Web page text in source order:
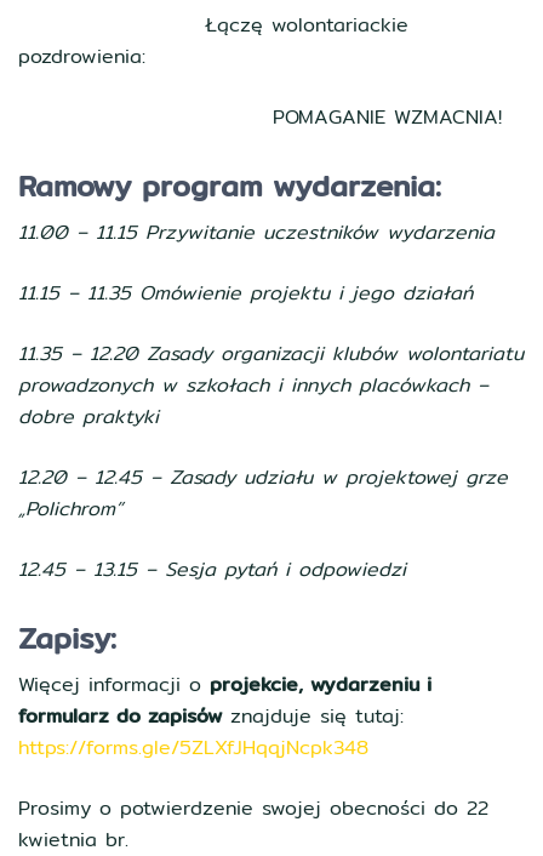
Łączę wolontariackie
pozdrowienia:
POMAGANIE WZMACNIA!
Ramowy program wydarzenia:
11.00 – 11.15 Przywitanie uczestników wydarzenia
11.15 – 11.35 Omówienie projektu i jego działań
11.35 – 12.20 Zasady organizacji klubów wolontariatu
prowadzonych w szkołach i innych placówkach –
dobre praktyki
12.20 – 12.45 – Zasady udziału w projektowej grze
„Polichrom”
12.45 – 13.15 – Sesja pytań i odpowiedzi
Zapisy:
Więcej informacji o projekcie, wydarzeniu i
formularz do zapisówznajduje się tutaj:
https://forms.gle/5ZLXfJHqqjNcpk348
Prosimy o potwierdzenie swojej obecności do 22
kwietnia br.